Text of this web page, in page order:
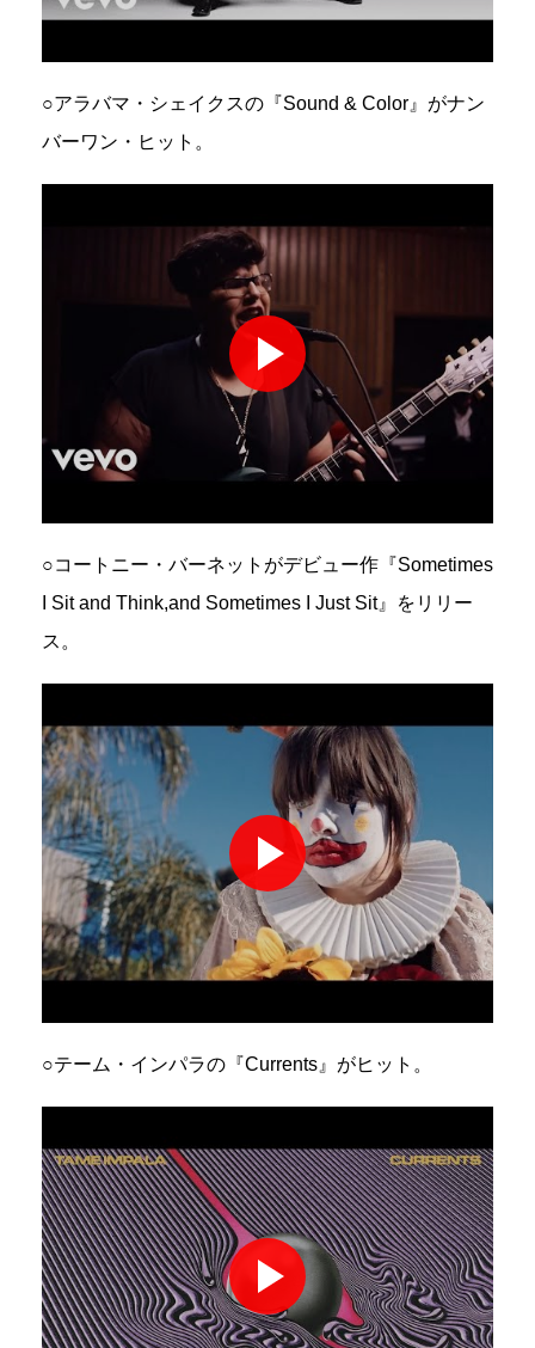
○アラバマ・シェイクスの『Sound & Color』がナン
バーワン・ヒット。
○コートニー・バーネットがデビュー作『Sometimes
I Sit and Think,and Sometimes I Just Sit』をリリー
ス。
○テーム・インパラの『Currents』がヒット。